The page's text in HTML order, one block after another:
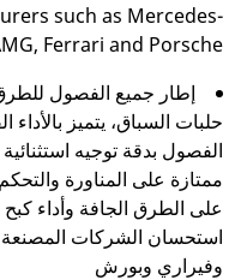
such as Mercedes-
Ferrari and Porsche
إطار جميع الفصول
حلبات السباق، يتميز
استحسان الشركات
وفيراري وبورش